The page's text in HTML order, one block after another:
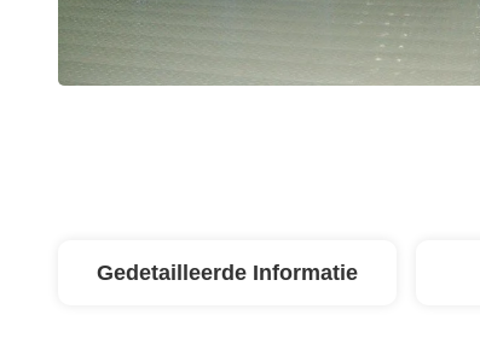
Gedetailleerde Informatie